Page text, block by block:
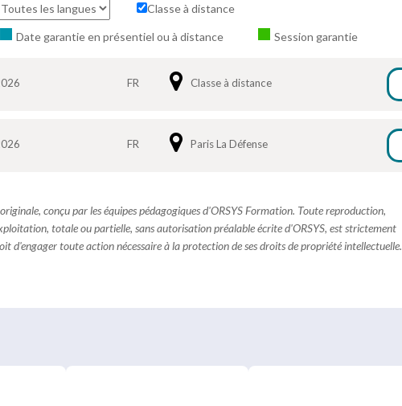
Classe à distance
Date garantie en présentiel ou à distance Session garantie
FR Classe à distance
FR Paris La Défense
conçu par les équipes pédagogiques d'ORSYS Formation. Toute reproduction,
totale ou partielle, sans autorisation préalable écrite d'ORSYS, est strictement
d'engager toute action nécessaire à la protection de ses droits de propriété intellectuelle.